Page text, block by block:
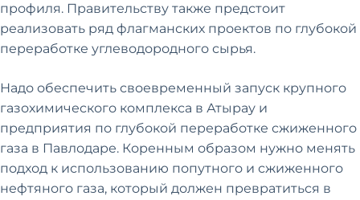
профиля. Правительству также предстоит
реализовать ряд флагманских проектов по глубокой
переработке углеводородного сырья.
Надо обеспечить своевременный запуск крупного
газохимического комплекса в Атырау и
предприятия по глубокой переработке сжиженного
газа в Павлодаре. Коренным образом нужно менять
подход к использованию попутного и сжиженного
нефтяного газа, который должен превратиться в